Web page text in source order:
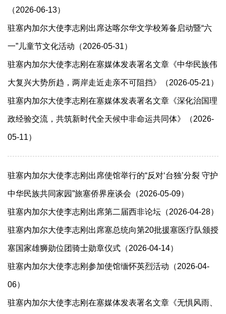
（2026-06-13）
驻塞内加尔大使李志刚出席达喀尔华文学校筹备启动暨“六
一”儿童节文化活动（2026-05-31）
驻塞内加尔大使李志刚在塞媒体发表署名文章《中华民族伟
大复兴大势所趋，两岸走近走亲不可阻挡》（2026-05-21）
驻塞内加尔大使李志刚在塞媒体发表署名文章《深化治国理
政经验交流，共筑新时代全天候中非命运共同体》（2026-
05-11）
驻塞内加尔大使李志刚出席使馆举行的“反对‘台独’分裂 守护
中华民族共同家园”旅塞侨界座谈会（2026-05-09）
驻塞内加尔大使李志刚出席第二届西非论坛（2026-04-28）
驻塞内加尔大使李志刚出席塞总统向第20批援塞医疗队颁授
塞国家雄狮勋位团骑士勋章仪式（2026-04-14）
驻塞内加尔大使李志刚参加使馆缅怀英烈活动（2026-04-
06）
驻塞内加尔大使李志刚在塞媒体发表署名文章《无惧风雨、